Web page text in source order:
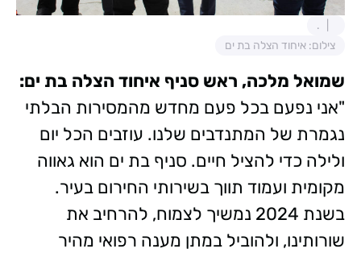
.
צילום: איחוד הצלה בת ים
שמואל מלכה, ראש סניף איחוד הצלה בת ים:
"אני נפעם בכל פעם מחדש מהמסירות הבלתי
נגמרת של המתנדבים שלנו. עוזבים הכל יום
ולילה כדי להציל חיים. סניף בת ים הוא גאווה
מקומית ועמוד תווך בשירותי החירום בעיר.
בשנת 2024 נמשיך לצמוח, להרחיב את
שורותינו, ולהוביל במתן מענה רפואי מהיר